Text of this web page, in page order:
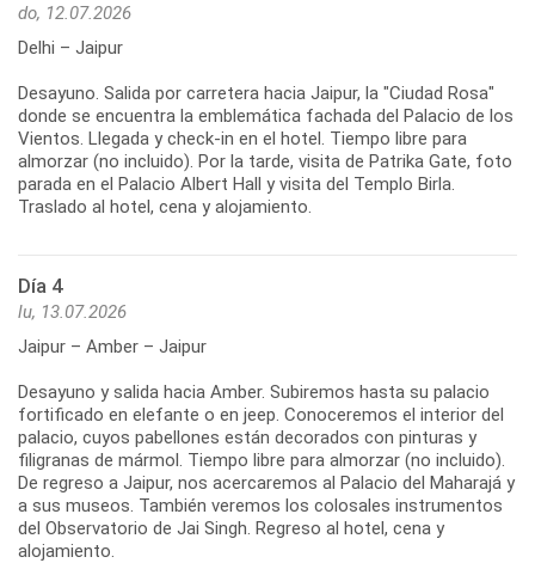
do, 12.07.2026
Delhi – Jaipur
Desayuno. Salida por carretera hacia Jaipur, la "Ciudad Rosa"
donde se encuentra la emblemática fachada del Palacio de los
Vientos. Llegada y check-in en el hotel. Tiempo libre para
almorzar (no incluido). Por la tarde, visita de Patrika Gate, foto
parada en el Palacio Albert Hall y visita del Templo Birla.
Traslado al hotel, cena y alojamiento.
Día 4
lu, 13.07.2026
Jaipur – Amber – Jaipur
Desayuno y salida hacia Amber. Subiremos hasta su palacio
fortificado en elefante o en jeep. Conoceremos el interior del
palacio, cuyos pabellones están decorados con pinturas y
filigranas de mármol. Tiempo libre para almorzar (no incluido).
De regreso a Jaipur, nos acercaremos al Palacio del Maharajá y
a sus museos. También veremos los colosales instrumentos
del Observatorio de Jai Singh. Regreso al hotel, cena y
alojamiento.